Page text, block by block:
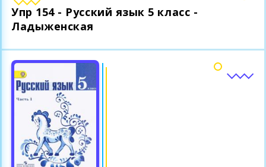
Упр 154 - Русский язык 5 класс -
Ладыженская